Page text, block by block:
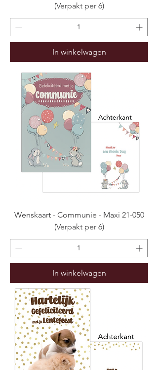
(Verpakt per 6)
In winkelwagen
Wenskaart - Communie - Maxi 21-050
(Verpakt per 6)
In winkelwagen